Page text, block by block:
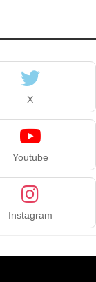
X
Youtube
Instagram